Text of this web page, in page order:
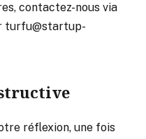
contactez-nous via
turfu@startup-
réflexion, une fois